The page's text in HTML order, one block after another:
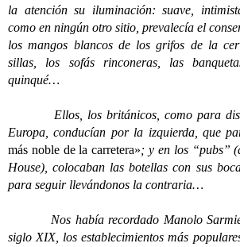
la atención su iluminación: suave,
como en ningún otro sitio, prevalecía el
los mangos blancos de los grifos de la
sillas, los sofás rinconeras, las
quinqué…
Ellos, los británicos, como para
Europa, conducían por la izquierda, que
más noble de la carretera»; y en los “pubs”
House), colocaban las botellas con sus
para seguir llevándonos la contraria…
Nos había recordado Manolo
siglo XIX, los establecimientos más